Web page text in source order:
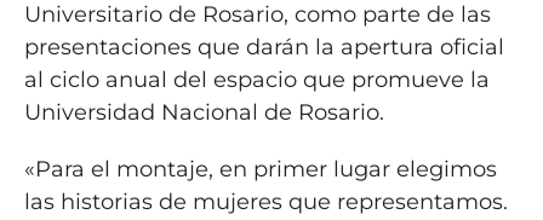
Universitario de Rosario, como parte de las
presentaciones que darán la apertura oficial
al ciclo anual del espacio que promueve la
Universidad Nacional de Rosario.
«Para el montaje, en primer lugar elegimos
las historias de mujeres que representamos.